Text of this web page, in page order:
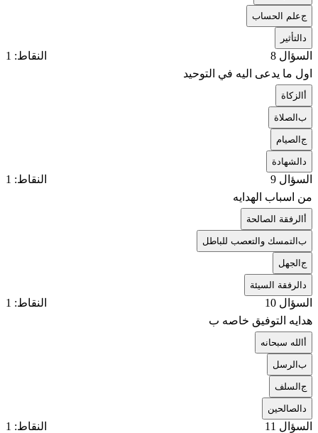
جعلم الحساب
التأثير
السؤال 8
النقاط: 1
اول ما يدعى اليه في التوحيد
الزكاة
بالصلاة
جالصيام
الشهادة
السؤال 9
النقاط: 1
من اسباب الهدايه
الرفقة الصالحة
بالتمسك والتعصب للباطل
جالجهل
الرفقة السيئة
السؤال 10
النقاط: 1
هدايه التوفيق خاصه ب
الله سبحانه
بالرسل
جالسلف
الصالحين
السؤال 11
النقاط: 1